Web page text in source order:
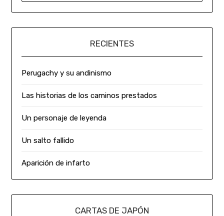
RECIENTES
Perugachy y su andinismo
Las historias de los caminos prestados
Un personaje de leyenda
Un salto fallido
Aparición de infarto
CARTAS DE JAPÓN